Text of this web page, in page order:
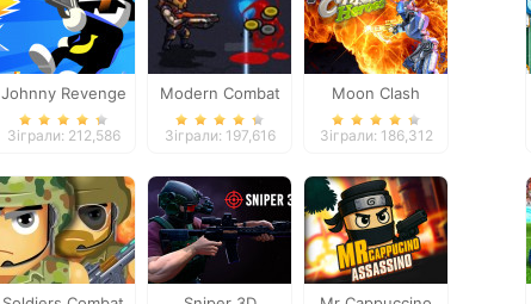
Johnny Revenge
Зіграли: 212,586
Modern Combat
Defense
Зіграли: 197,616
Moon Clash
Heroes
Зіграли: 186,312